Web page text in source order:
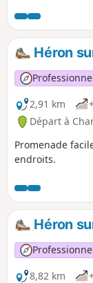
Héron
2,91 km
Départ à
Promenade
endroits.
Héron
8,82 km